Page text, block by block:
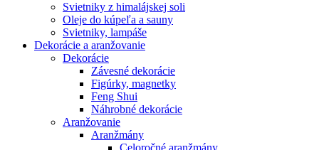
Svietniky z himalájskej soli
Oleje do kúpeľa a sauny
Svietniky, lampáše
Dekorácie a aranžovanie
Dekorácie
Závesné dekorácie
Figúrky, magnetky
Feng Shui
Náhrobné dekorácie
Aranžovanie
Aranžmány
Celoročné aranžmány